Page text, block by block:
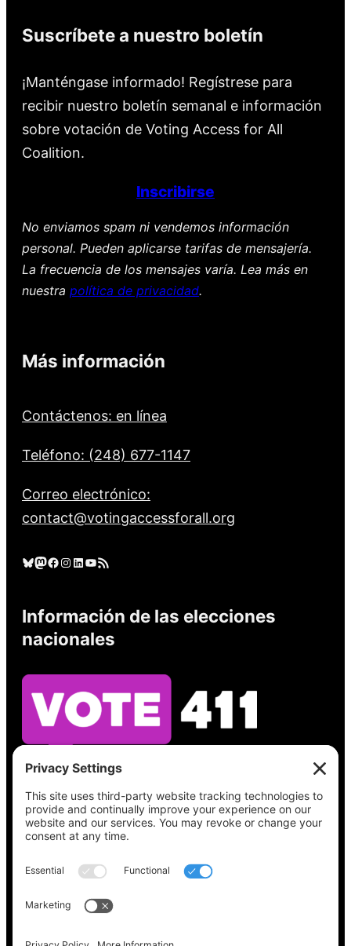
Suscríbete a nuestro boletín
¡Manténgase informado! Regístrese para
recibir nuestro boletín semanal e información
sobre votación de Voting Access for All
Coalition.
Inscribirse
No enviamos spam ni vendemos información
personal. Pueden aplicarse tarifas de mensajería.
La frecuencia de los mensajes varía. Lea más en
nuestra política de privacidad.
Más información
Contáctenos: en línea
Teléfono: (248) 677-1147
Correo electrónico:
contact@votingaccessforall.org
Cielo azul Mastodonte Facebook Instagram LinkedIn YouTube Feed RSS
Información de las elecciones
nacionales
Vea lo que hay en su boleta, encuentre su
lugar de votación, verifique el estado de su
registro y obtenga toda la información
electoral que necesita enVote411.org.
Por favor no utilice: